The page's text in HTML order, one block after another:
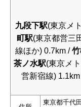
九段下駅(東京メ
町駅(東京都営三
線ほか) 0.7km /
茶ノ水駅(東京メ
営新宿線)
東京都千代